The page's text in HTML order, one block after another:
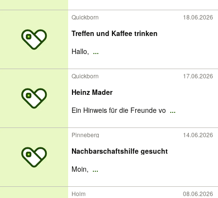
Quickborn 18.06.2026
Treffen und Kaffee trinken
Hallo, ...
Quickborn 17.06.2026
Heinz Mader
Ein Hinweis für die Freunde vo ...
Pinneberg 14.06.2026
Nachbarschaftshilfe gesucht
Moin, ...
Holm 08.06.2026